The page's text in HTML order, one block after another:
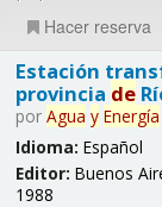
Hacer reserva
Estación
provincia de
por Agua y Energía
Idioma: Español
Editor: Buenos
1988